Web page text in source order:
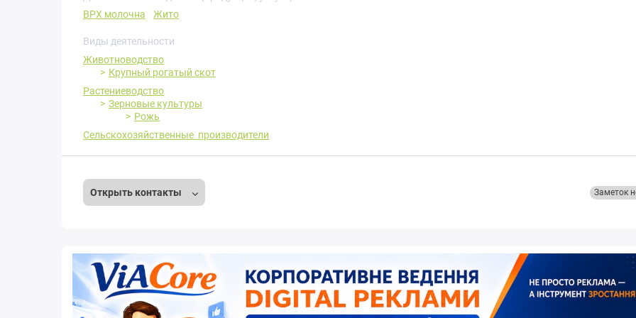
ВРХ молочна
Жито
Виды деятельности
Животноводство
Крупный рогатый скот
Растениеводство
Зерновые культуры
Рожь
Сельскохозяйственные производители
Открыть контакты Заметок